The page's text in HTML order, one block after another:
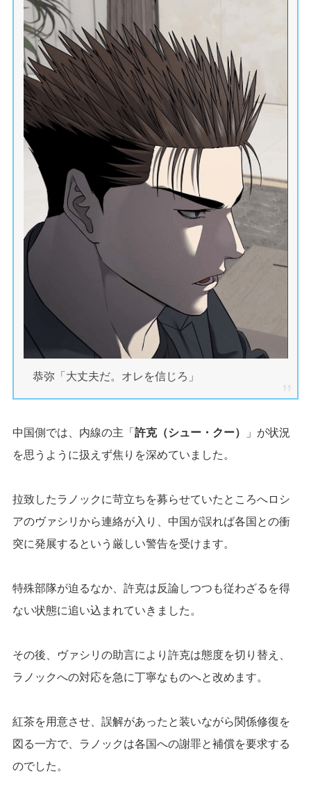
恭弥「大丈夫だ。オレを信じろ」
中国側では、内線の主「 許克（シュー・クー）
」が状況
を思うように扱えず焦りを深めていました。
拉致したラノックに苛立ちを募らせていたところへロシ
アのヴァシリから連絡が入り、中国が誤れば各国との衝
突に発展するという厳しい警告を受けます。
特殊部隊が迫るなか、許克は反論しつつも従わざるを得
ない状態に追い込まれていきました。
その後、ヴァシリの助言により許克は態度を切り替え、
ラノックへの対応を急に丁寧なものへと改めます。
紅茶を用意させ、誤解があったと装いながら関係修復を
図る一方で、ラノックは各国への謝罪と補償を要求する
のでした。